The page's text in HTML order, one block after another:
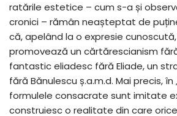
ratările estetice – cum s-a și
cronici – rămân neașteptat de
că, apelând la o expresie
promovează un cărtărescianism
fantastic eliadesc fără Eliade, un
fără Bănulescu ș.a.m.d. Mai precis, în
formulele consacrate sunt imitate
construiesc o realitate din care